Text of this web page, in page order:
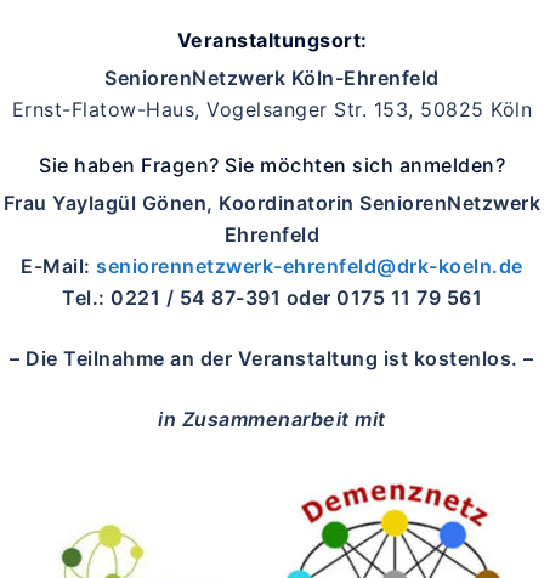
Veranstaltungsort:
SeniorenNetzwerk Köln-Ehrenfeld
Ernst-Flatow-Haus, Vogelsanger Str. 153, 50825 Köln
Sie haben Fragen? Sie möchten sich anmelden?
Frau Yaylagül Gönen, Koordinatorin SeniorenNetzwerk
Ehrenfeld
E-Mail:seniorennetzwerk-ehrenfeld@drk-koeln.de
Tel.: 0221 / 54 87-391 oder 0175 11 79 561
– Die Teilnahme an der Veranstaltung ist kostenlos. –
in Zusammenarbeit mit